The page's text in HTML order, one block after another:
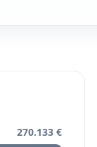
270.133 €